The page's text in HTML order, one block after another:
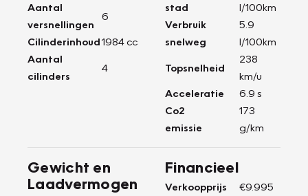
Aantal
versnellingen
6
Cilinderinhoud1984 cc
Aantal
cilinders
4
stad
l/100km
Verbruik
snelweg
5.9
l/100km
Topsnelheid
238
km/u
Acceleratie
6.9 s
Co2
emissie
173
g/km
Gewicht en
Laadvermogen
Financieel
Verkoopprijs
€9.995